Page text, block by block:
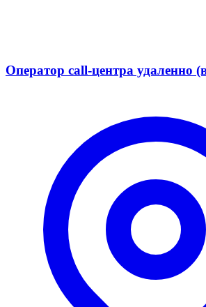
Оператор call-центра удаленно